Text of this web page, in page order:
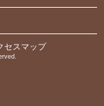
セスマップ